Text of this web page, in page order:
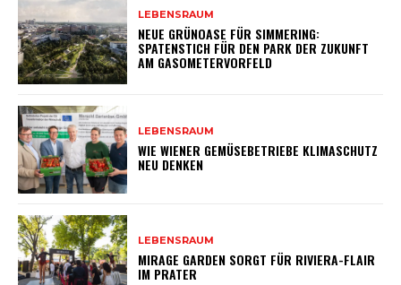
LEBENSRAUM
NEUE GRÜNOASE FÜR SIMMERING:
SPATENSTICH FÜR DEN PARK DER ZUKUNFT
AM GASOMETERVORFELD
LEBENSRAUM
WIE WIENER GEMÜSEBETRIEBE KLIMASCHUTZ
NEU DENKEN
LEBENSRAUM
MIRAGE GARDEN SORGT FÜR RIVIERA-FLAIR
IM PRATER